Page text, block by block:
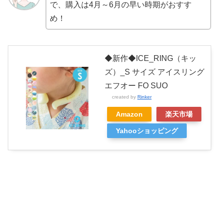
で、購入は4月～6月の早い時期がおすす
め！
◆新作◆ICE_RING（キッ
ズ）_S サイズ アイスリング
エフオー FO SUO
created by Rinker
Amazon 楽天市場
Yahooショッピング